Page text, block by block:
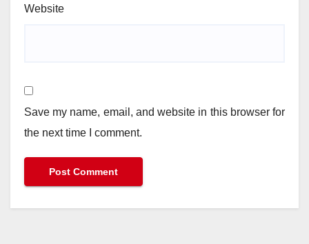
Website
Save my name, email, and website in this browser for
the next time I comment.